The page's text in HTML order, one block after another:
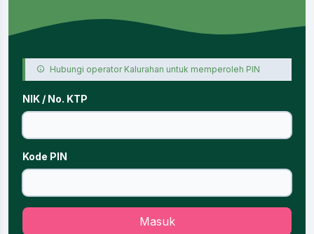
Hubungi operator Kalurahan untuk memperoleh PIN
NIK / No. KTP
Kode PIN
Masuk